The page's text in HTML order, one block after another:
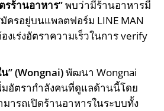
รร้านอาหาร”พบว่ามีร้านอาหารมี
ครอยู่บนแพลตฟอร์ม LINE MAN
เร่งอัตราความเร็วในการ verify
” (Wongnai)พัฒนา Wongnai
มอัตรากำลังคนที่ดูแลด้านนี้โดย
ารถเปิดร้านอาหารในระบบทั้ง